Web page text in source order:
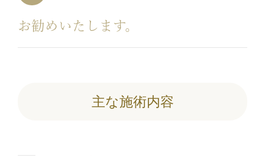
お勧めいたします。
主な施術内容